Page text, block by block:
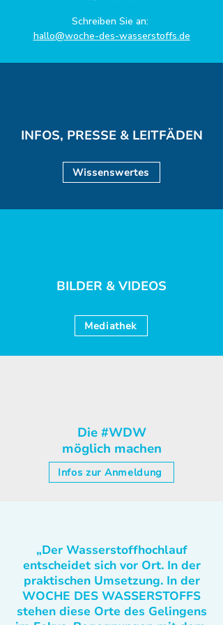
Schreiben Sie an:
hallo@woche-des-wasserstoffs.de
INFOS, PRESSE & LEITFÄDEN
Wissenswertes
BILDER & VIDEOS
Mediathek
Die #WDW
möglich machen
Infos zur Anmeldung
„Der Wasserstoffhochlauf
entscheidet sich vor Ort. In der
praktischen Umsetzung. In der
WOCHE DES WASSERSTOFFS
stehen diese Orte des Gelingens